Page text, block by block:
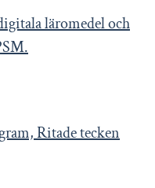
läromedel och
Ritade tecken